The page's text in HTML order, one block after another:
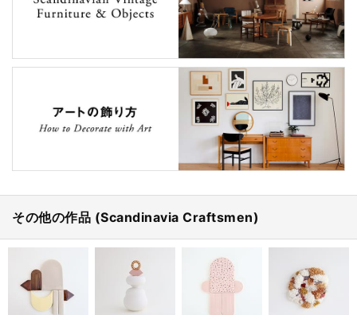
その他の作品 (Scandinavia Craftsmen)